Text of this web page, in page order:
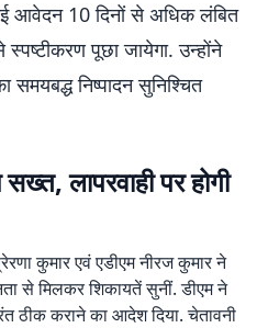
आवेदन 10 दिनों से अधिक लंबित
स्पष्टीकरण पूछा जायेगा. उन्होंने
समयबद्ध निष्पादन सुनिश्चित
लापरवाही पर होगी
कुमार एवं एडीएम नीरज कुमार ने
से मिलकर शिकायतें सुनीं. डीएम ने
ठीक कराने का आदेश दिया. चेतावनी